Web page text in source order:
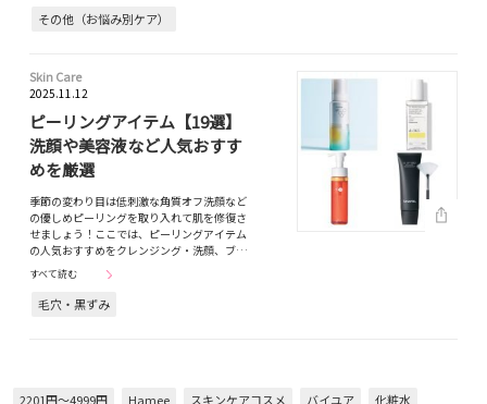
その他（お悩み別ケア）
Skin Care
2025.11.12
ピーリングアイテム【19選】
洗顔や美容液など人気おすす
めを厳選
季節の変わり目は低刺激な角質オフ洗顔など
の優しめピーリングを取り入れて肌を修復さ
せましょう！ここでは、ピーリングアイテム
の人気おすすめをクレンジング・洗顔、ブ…
すべて読む
毛穴・黒ずみ
2201円～4999円 Hamee スキンケアコスメ バイユア 化粧水